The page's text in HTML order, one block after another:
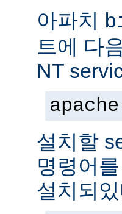
아파치
트에 다
NT
설치할
명령어
설치되